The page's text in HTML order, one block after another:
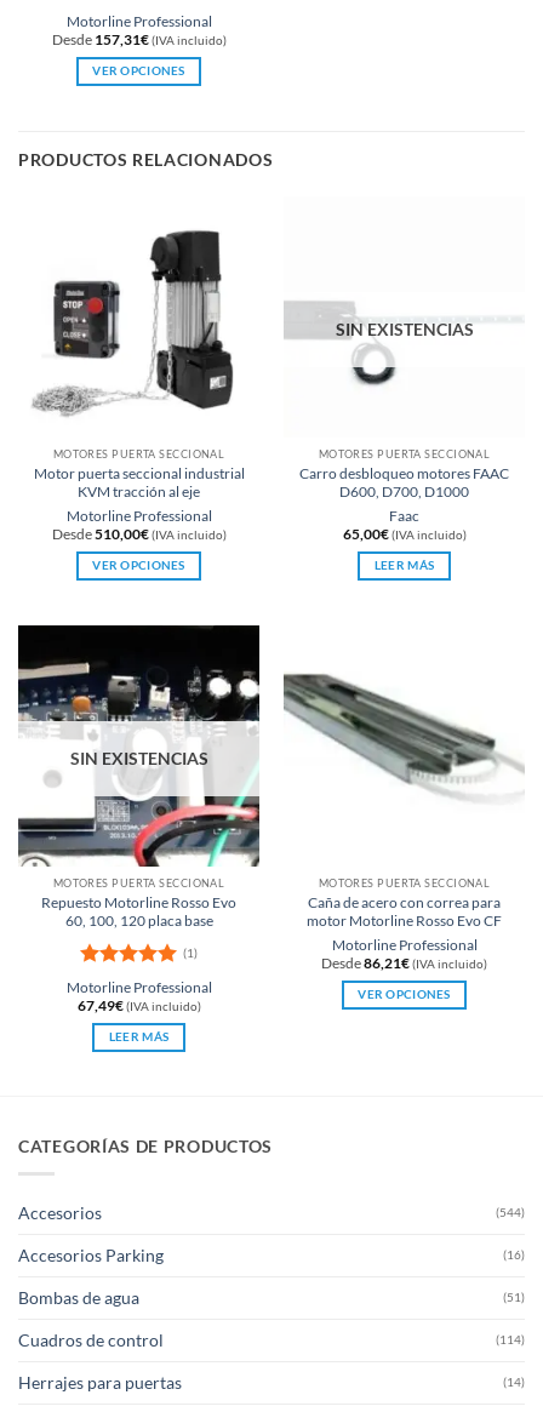
Valorado
con5de 5
Motorline Professional
Desde 157,31€ (IVA incluido)
VER OPCIONES
múltiples
opciones
se
pueden
elegir
en
página
de
PRODUCTOS RELACIONADOS
MOTORES PUERTA SECCIONAL
Motor puerta seccional industrial
KVM tracción al eje
Motorline Professional
Desde510,00€ (IVA incluido)
VER OPCIONES
variantes.
Las
opciones
se
pueden
elegir
en
la
página
de
producto
SIN EXISTENCIAS
MOTORES PUERTA SECCIONAL
Carro desbloqueo motores FAAC
D600, D700, D1000
Faac
65,00€ (IVA incluido)
LEER MÁS
SIN EXISTENCIAS
MOTORES PUERTA SECCIONAL
Repuesto Motorline Rosso Evo
60, 100, 120 placa base
Valorado
con5de 5
(1)
Motorline Professional
67,49€ (IVA incluido)
LEER MÁS
MOTORES PUERTA SECCIONAL
Caña de acero con correa para
motor Motorline Rosso Evo CF
Motorline Professional
Desde86,21€(IVA incluido)
VER OPCIONES
CATEGORÍAS DE PRODUCTOS
Accesorios (544)
Accesorios Parking (16)
Bombas de agua (51)
Cuadros de control (114)
Herrajes para puertas (14)